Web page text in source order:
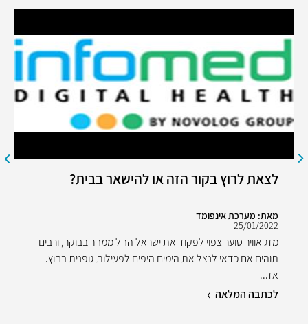
לצאת לרוץ בקור הזה או להישאר בבית?
מאת: מערכת אינפומד
25/01/2022
מזג אוויר סוער צפוי לפקוד את ישראל החל ממחר בבוקר, ורבים
תוהים אם כדאי לנצל את הימים היפים לפעילות גופנית בחוץ.
אז...
לכתבה המלאה